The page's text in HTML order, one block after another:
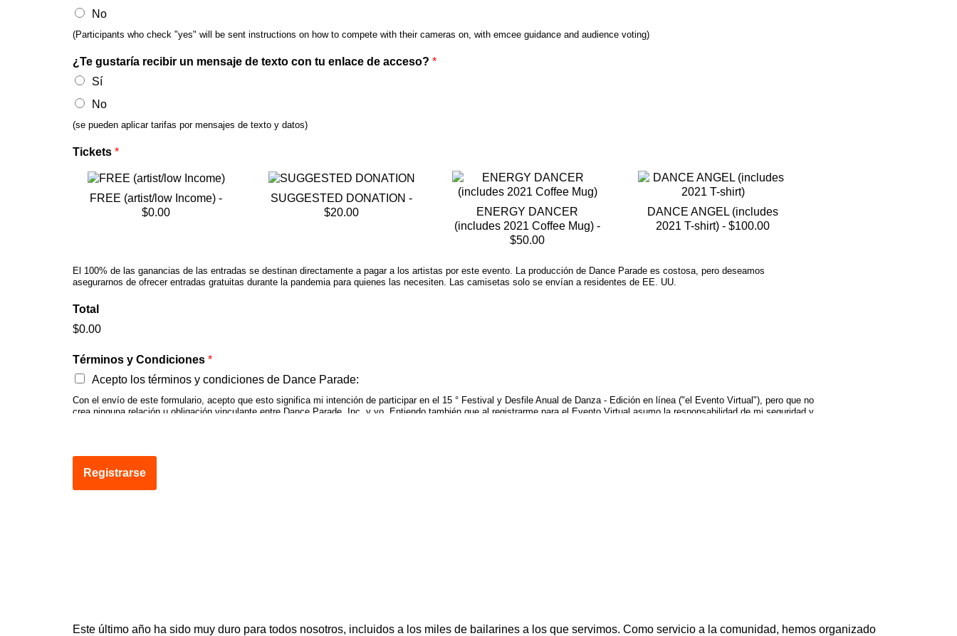
No
(Participants who check "yes" will be sent instructions on how to compete with their cameras on, with emcee guidance and audience voting)
¿Te gustaría recibir un mensaje de texto con tu enlace de acceso? *
Sí
No
(se pueden aplicar tarifas por mensajes de texto y datos)
Tickets *
FREE (artist/low Income) -
$0.00
SUGGESTED DONATION -
$20.00
ENERGY DANCER
(includes 2021 Coffee Mug) -
$50.00
DANCE ANGEL (includes
2021 T-shirt) -$100.00
El 100% de las ganancias de las entradas se destinan directamente a pagar a los artistas por este evento. La producción de Dance Parade es costosa, pero deseamos
asegurarnos de ofrecer entradas gratuitas durante la pandemia para quienes las necesiten. Las camisetas solo se envían a residentes de EE. UU.
Total
$0.00
Términos y Condiciones *
Acepto los términos y condiciones de Dance Parade:
Con el envío de este formulario, acepto que esto significa mi intención de participar en el 15 ° Festival y Desfile Anual de Danza - Edición en línea ("el Evento Virtual"), pero que no
crea ninguna relación u obligación vinculante entre Dance Parade, Inc. y yo. Entiendo también que al registrarme para el Evento Virtual asumo la responsabilidad de mi seguridad y
etnia, sexo o edad de una persona. También acepto que durante el Evento virtual, mi imagen puede ser capturada sin compensación. Al registrarme para el Evento virtual, entiendo
que mi dirección de correo electrónico estará suscrita a los correos electrónicos de Dance Parade, incluido STEPS !, el Boletín electrónico oficial de Dance Parade, y optar por
des-inscribirme es una opción que se realiza de acuerdo con las leyes contra el correo no deseado. Por último, Dance Parade se reserva el derecho de cancelar la participación en
el Evento Virtual si se determina que los participantes están participando o están involucrados por razones políticas o comerciales que no apoyan la danza. ¡Esto es Dance Parade
Registrarse
Este último año ha sido muy duro para todos nosotros, incluidos a los miles de bailarines a los que servimos. Como servicio a la comunidad, hemos organizado